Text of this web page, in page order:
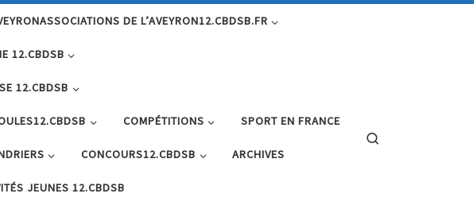
DE L’AVEYRON12.CBDSB.FR
12.CBDSB
12.CBDSB
COMPÉTITIONS SPORT EN FRANCE
CONCOURS12.CBDSB ARCHIVES
JEUNES 12.CBDSB